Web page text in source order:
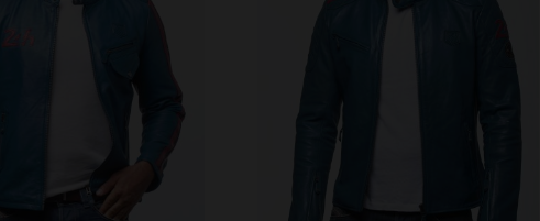
2XL 3XL TAILLES DISPONIBLES